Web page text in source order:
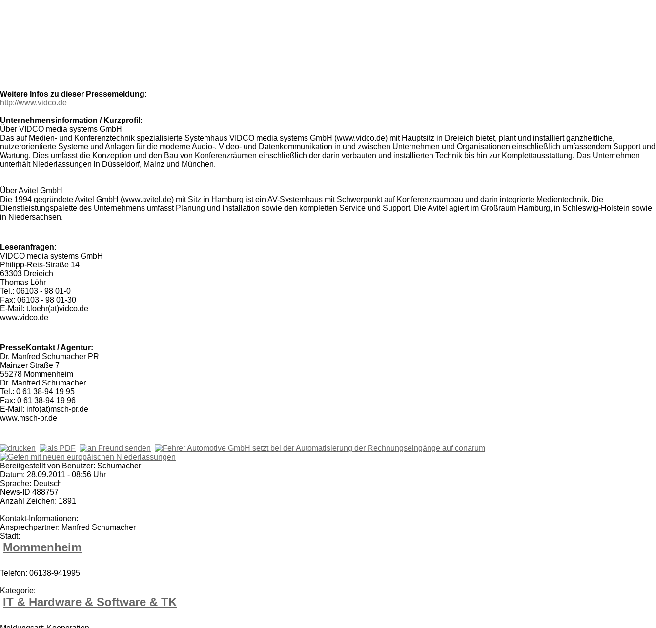
Weitere Infos zu dieser Pressemeldung:
http://www.vidco.de
Unternehmensinformation / Kurzprofil:
Über VIDCO media systems GmbH
Das auf Medien- und Konferenztechnik spezialisierte Systemhaus VIDCO media systems GmbH (www.vidco.de) mit Hauptsitz in Dreieich bietet, plant und installiert ganzheitliche,
nutzerorientierte Systeme und Anlagen für die moderne Audio-, Video- und Datenkommunikation in und zwischen Unternehmen und Organisationen einschließlich umfassendem Support und
Wartung. Dies umfasst die Konzeption und den Bau von Konferenzräumen einschließlich der darin verbauten und installierten Technik bis hin zur Komplettausstattung. Das Unternehmen
unterhält Niederlassungen in Düsseldorf, Mainz und München.
Über Avitel GmbH
Die 1994 gegründete Avitel GmbH (www.avitel.de) mit Sitz in Hamburg ist ein AV-Systemhaus mit Schwerpunkt auf Konferenzraumbau und darin integrierte Medientechnik. Die
Dienstleistungspalette des Unternehmens umfasst Planung und Installation sowie den kompletten Service und Support. Die Avitel agiert im Großraum Hamburg, in Schleswig-Holstein sowie
in Niedersachsen.
Leseranfragen:
VIDCO media systems GmbH
Philipp-Reis-Straße 14
63303 Dreieich
Thomas Löhr
Tel.: 06103 - 98 01-0
Fax: 06103 - 98 01-30
E-Mail: t.loehr(at)vidco.de
www.vidco.de
PresseKontakt / Agentur:
Dr. Manfred Schumacher PR
Mainzer Straße 7
55278 Mommenheim
Dr. Manfred Schumacher
Tel.: 0 61 38-94 19 95
Fax: 0 61 38-94 19 96
E-Mail: info(at)msch-pr.de
www.msch-pr.de
Bereitgestellt von Benutzer: Schumacher
Datum: 28.09.2011 - 08:56 Uhr
Sprache: Deutsch
News-ID 488757
Anzahl Zeichen: 1891
Kontakt-Informationen:
Ansprechpartner: Manfred Schumacher
Stadt:
Mommenheim
Telefon: 06138-941995
Kategorie:
IT & Hardware & Software & TK